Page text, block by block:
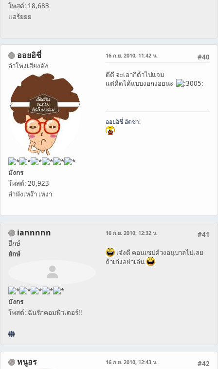
โพสต์: 18,683
แอร้ยยย
ออยอิชี่
ลำโพงเสียงดัง
มังกร
โพสต์: 20,923
ลำพังเหง๊า เหงา
#40
16 ก.ย. 2010, 11:42 น.
ดีดี จะเอากีต้าไปแจม
แต่ดีดได้แบบงอกง่อยนะ
ออยอิชี่ ฮัดช่า!
iannnnn
ยึกษ์
ยักษ์
มังกร
โพสต์: ฉันรักคอมพิวเตอร์!!
#41
16 ก.ย. 2010, 12:32 น.
เจ๋งดี คอนเซปต์วงอนุบาลไปเลย
ถ้าเก่งอย่าเล่น
หนูอร #42
16 ก.ย. 2010, 12:43 น.